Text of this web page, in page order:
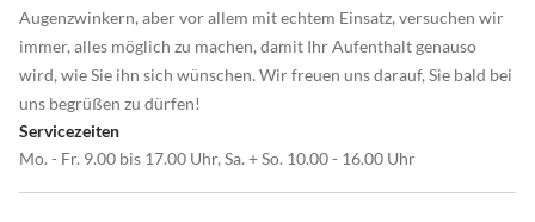
Augenzwinkern, aber vor allem mit echtem Einsatz, versuchen wir
immer, alles möglich zu machen, damit Ihr Aufenthalt genauso
wird, wie Sie ihn sich wünschen. Wir freuen uns darauf, Sie bald bei
uns begrüßen zu dürfen!
Servicezeiten
Mo. - Fr. 9.00 bis 17.00 Uhr, Sa. + So. 10.00 - 16.00 Uhr